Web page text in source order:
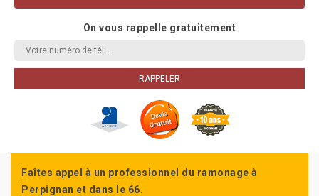
On vous rappelle gratuitement
Faîtes appel à un professionnel du ramonage à
Perpignan et dans le 66.